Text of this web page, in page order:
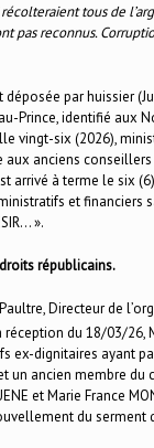
tous de
pas reconnus.
par huissier
Prince, identifié aux
vingt-six (2026),
anciens
arrivé à terme le six
et
».
républicains.
Directeur de
réception du 18/03/26,
ex-dignitaires ayant
un ancien membre du
et Marie France
du serment